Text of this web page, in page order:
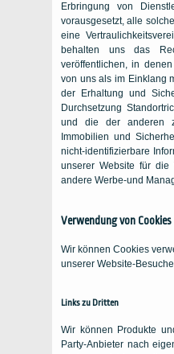
Erbringung von
vorausgesetzt, alle
eine
behalten uns das
veröffentlichen, in
von uns als im Einklang
der Erhaltung und
Durchsetzung
und die der anderen
Immobilien und
nicht-identifizierbare
unserer Website für die
andere Werbe-und
Verwendung von Cookies
Wir können Cookies
unserer Website-
Links zu Dritten
Wir können Produkte
Party-Anbieter nach